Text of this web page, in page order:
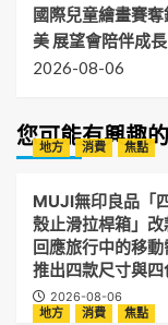
國際兒童繪畫賽
美 展望會陪伴成
2026-08-06
您可能有興趣
地方 消費 焦點
MUJI無印良品「
殼止滑拉桿箱」改
回應旅行中的移動
推出四款尺寸與四
2026-08-06
地方
消費 焦點